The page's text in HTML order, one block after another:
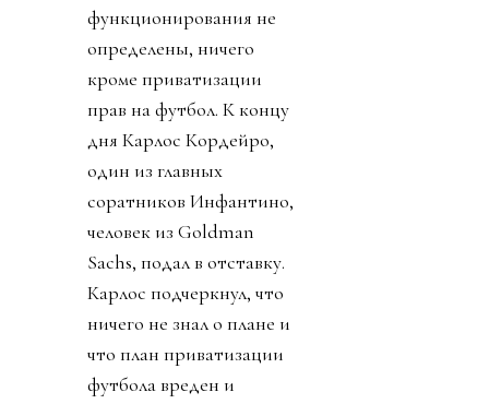
функционирования не
определены, ничего
кроме приватизации
прав на футбол. К концу
дня Карлос Кордейро,
один из главных
соратников Инфантино,
человек из Goldman
Sachs, подал в отставку.
Карлос подчеркнул, что
ничего не знал о плане и
что план приватизации
футбола вреден и